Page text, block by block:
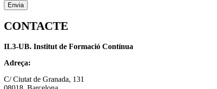
CONTACTE
IL3-UB. Institut de Formació Contínua
Adreça:
C/ Ciutat de Granada, 131